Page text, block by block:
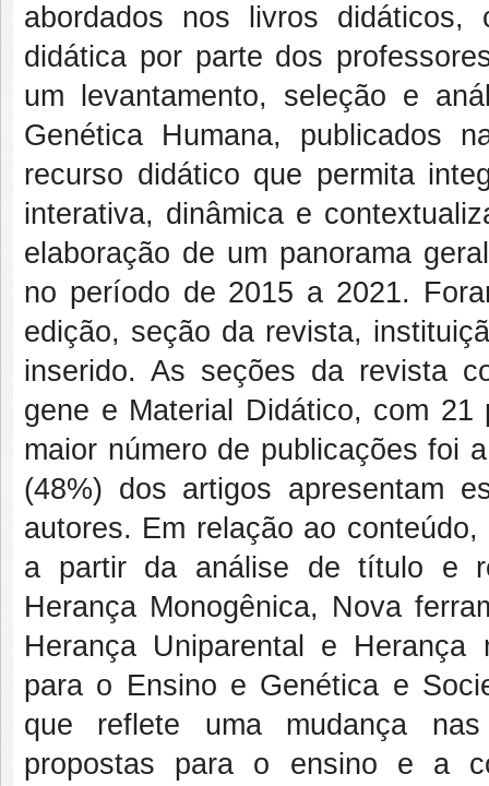
abordados nos livros didáticos,
didática por parte dos
um levantamento, seleção e
Genética Humana, publicados
recurso didático que permita
interativa, dinâmica e
elaboração de um panorama
no período de 2015 a 2021.
edição, seção da revista,
inserido. As seções da revista
gene e Material Didático, com
maior número de publicações foi
(48%) dos artigos apresentam
autores. Em relação ao
a partir da análise de título e
Herança Monogênica, Nova
Herança Uniparental e Herança
para o Ensino e Genética e
que reflete uma mudança nas
propostas para o ensino e a